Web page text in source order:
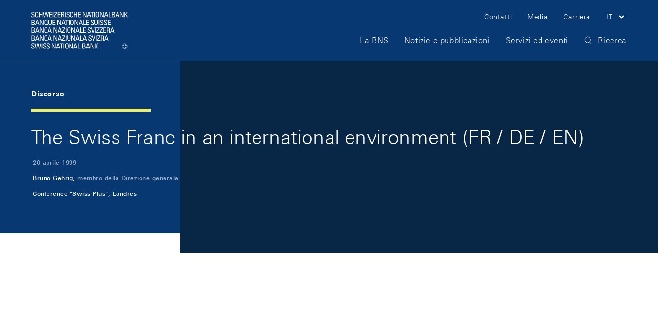
Logo
Meta Navigation
Contatti Media Carriera IT
Main Navigation
La BNS Notizie e pubblicazioni Servizi ed eventi Ricerca
Discorso
The Swiss Franc in an international environment (FR / DE / EN)
20 aprile 1999
Bruno Gehrig, membro della Direzione generale
Conference "Swiss Plus", Londres